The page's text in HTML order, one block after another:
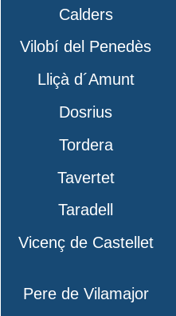
Calders
Vilobí del Penedès
Lliçà d´Amunt
Dosrius
Tordera
Tavertet
Taradell
Vicenç de Castellet
Pere de Vilamajor